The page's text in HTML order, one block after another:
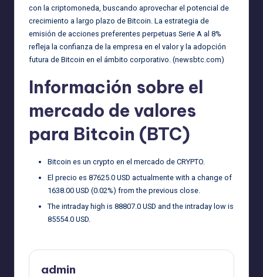
con la criptomoneda, buscando aprovechar el potencial de
crecimiento a largo plazo de Bitcoin. La estrategia de
emisión de acciones preferentes perpetuas Serie A al 8%
refleja la confianza de la empresa en el valor y la adopción
futura de Bitcoin en el ámbito corporativo. (newsbtc.com)
Información sobre el
mercado de valores
para Bitcoin (BTC)
Bitcoin es un crypto en el mercado de CRYPTO.
El precio es 87625.0 USD actualmente with a change of
1638.00 USD (0.02%) from the previous close.
The intraday high is 88807.0 USD and the intraday low is
85554.0 USD.
admin